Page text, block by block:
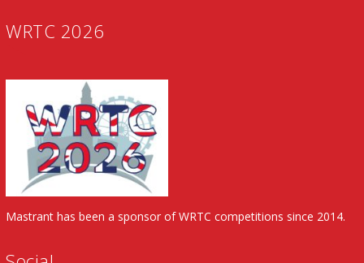
WRTC 2026
Mastrant has been a sponsor of WRTC competitions since 2014.